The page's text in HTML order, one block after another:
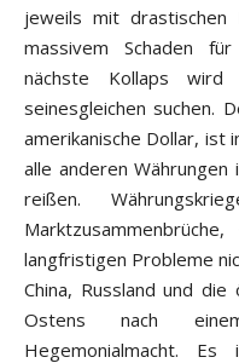
jeweils mit drastischen
massivem Schaden
nächste Kollaps wird
seinesgleichen suchen.
amerikanische Dollar, ist
alle anderen
reißen.
langfristigen Probleme
China, Russland und
Ostens nach
Hegemonialmacht.